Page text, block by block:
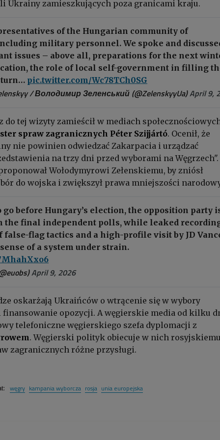
Ukrainy zamieszkujących poza granicami kraju.
of the Hungarian community of
military personnel. We spoke and
issues – above all, preparations for the next
the role of local self-government in filling
pic.twitter.com/Wc78TCh0SG
/ Володимир Зеленський (@ZelenskyyUa)April 9,
do tej wizyty zamieścił w mediach
spraw zagranicznych Péter Szijjártó. Ocenił, że
nie powinien odwiedzać Zakarpacia i urządzać
na trzy dni przed wyborami na Węgrzech".
Wołodymyrowi Zełenskiemu, by zniósł
do wojska i zwiększył prawa mniejszości
go before Hungary’s election, the opposition party
final independent polls, while leaked
flag tactics and a high-profile visit by JD
of a system under strain.
April 9, 2026
oskarżają Ukraińców o wtrącenie się w wybory
opozycji. A węgierskie media od kilku
telefoniczne węgierskiego szefa dyplomacji z
. Węgierski polityk obiecuje w nich rosyjskiemu
zagranicznych różne przysługi.
węgry kampania wyborcza rosja unia europejska